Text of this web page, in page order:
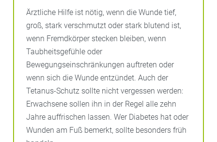
Ärztliche Hilfe ist nötig, wenn die Wunde tief,
groß, stark verschmutzt oder stark blutend ist,
wenn Fremdkörper stecken bleiben, wenn
Taubheitsgefühle oder
Bewegungseinschränkungen auftreten oder
wenn sich die Wunde entzündet. Auch der
Tetanus-Schutz sollte nicht vergessen werden:
Erwachsene sollen ihn in der Regel alle zehn
Jahre auffrischen lassen. Wer Diabetes hat oder
Wunden am Fuß bemerkt, sollte besonders früh